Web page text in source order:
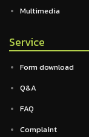
Multimedia
Service
Form download
Q&A
FAQ
Complaint